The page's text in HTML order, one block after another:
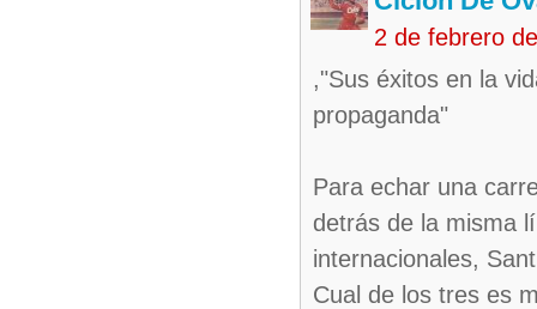
2 de febrero
,"Sus éxitos en la
propaganda"
Para echar una
detrás de la misma
internacionales,
Cual de los tres es